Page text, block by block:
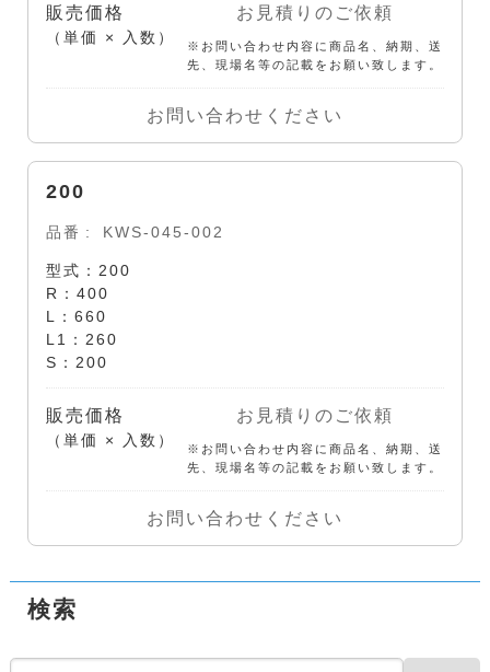
販売価格
（単価 × 入数）
お見積りのご依頼
※お問い合わせ内容に商品名、納期、送
先、現場名等の記載をお願い致します。
お問い合わせください
200
品番 KWS-045-002
型式：200
R：400
L：660
L1：260
S：200
販売価格
（単価 × 入数）
お見積りのご依頼
※お問い合わせ内容に商品名、納期、送
先、現場名等の記載をお願い致します。
お問い合わせください
検索